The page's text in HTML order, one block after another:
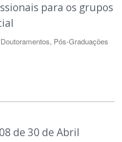
para os grupos
Pós-Graduações
de 30 de Abril